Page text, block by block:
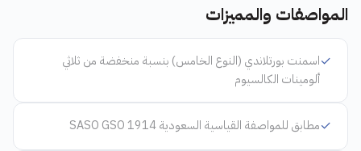
المواصفات والمميزات
✓اسمنت بورتلاندي (النوع الخامس) بنسبة منخفضة من ثلاثي
ألومينات الكالسيوم
✓مطابق للمواصفة القياسية السعودية SASO GSO 1914